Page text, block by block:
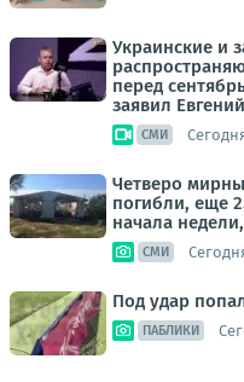
Украинские и
перед
заявил
СМИ
Четверо
погибли, еще
начала
СМИ
Под удар
ПАБЛИКИ